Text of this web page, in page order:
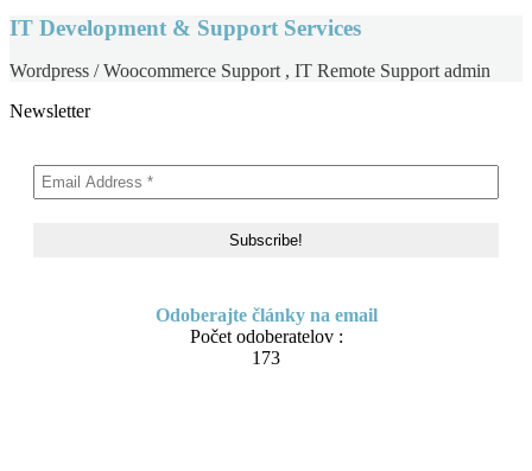
IT Development & Support Services
Wordpress / Woocommerce Support , IT Remote Support admin
Newsletter
Odoberajte články na email
Počet odoberatelov :
173